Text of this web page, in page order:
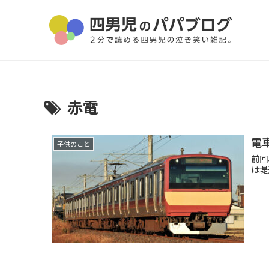
赤電
子供のこと 電
前
は